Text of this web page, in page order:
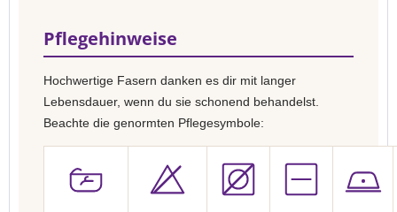
Pflegehinweise
Hochwertige Fasern danken es dir mit langer
Lebensdauer, wenn du sie schonend behandelst.
Beachte die genormten Pflegesymbole: